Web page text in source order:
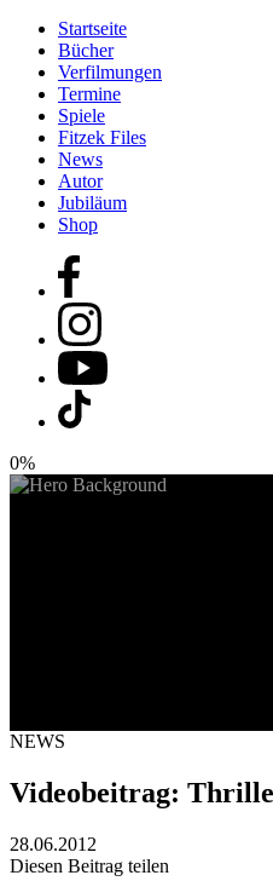
Startseite
Bücher
Verfilmungen
Termine
Spiele
Fitzek Files
News
Autor
Jubiläum
Shop
0%
NEWS
Videobeitrag:
28.06.2012
Diesen Beitrag teilen